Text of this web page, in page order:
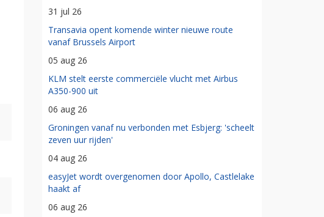
31 jul 26
Transavia opent komende winter nieuwe route
vanaf Brussels Airport
05 aug 26
KLM stelt eerste commerciële vlucht met Airbus
A350-900 uit
06 aug 26
Groningen vanaf nu verbonden met Esbjerg: 'scheelt
zeven uur rijden'
04 aug 26
easyJet wordt overgenomen door Apollo, Castlelake
haakt af
06 aug 26